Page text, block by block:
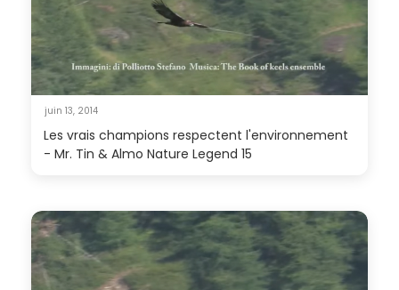
juin 13, 2014
Les vrais champions respectent l'environnement
- Mr. Tin & Almo Nature Legend 15